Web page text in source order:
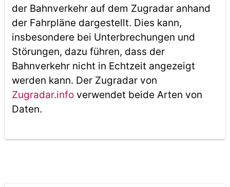
der Bahnverkehr auf dem Zugradar anhand
der Fahrpläne dargestellt. Dies kann,
insbesondere bei Unterbrechungen und
Störungen, dazu führen, dass der
Bahnverkehr nicht in Echtzeit angezeigt
werden kann. Der Zugradar von
Zugradar.infoverwendet beide Arten von
Daten.